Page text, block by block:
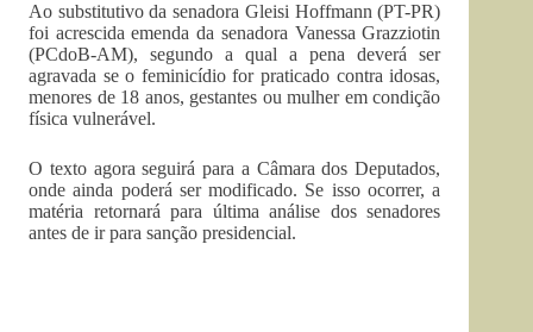
Ao substitutivo da senadora Gleisi Hoffmann (PT-PR)
foi acrescida emenda da senadora Vanessa Grazziotin
(PCdoB-AM), segundo a qual a pena deverá ser
agravada se o feminicídio for praticado contra idosas,
menores de 18 anos, gestantes ou mulher em condição
física vulnerável.
O texto agora seguirá para a Câmara dos Deputados,
onde ainda poderá ser modificado. Se isso ocorrer, a
matéria retornará para última análise dos senadores
antes de ir para sanção presidencial.